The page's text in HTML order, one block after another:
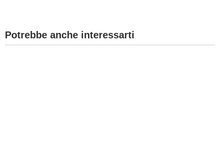
Potrebbe anche interessarti